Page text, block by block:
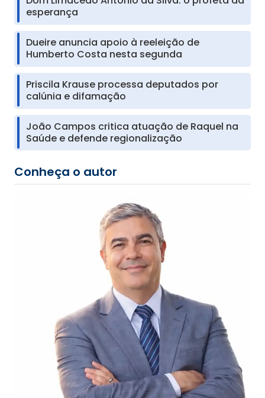
esperança
Dueire anuncia apoio à reeleição de
Humberto Costa nesta segunda
Priscila Krause processa deputados por
calúnia e difamação
João Campos critica atuação de Raquel na
Saúde e defende regionalização
Conheça o autor